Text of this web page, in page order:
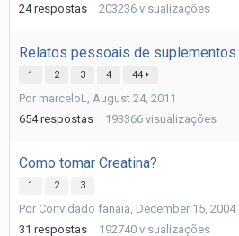
24 respostas 203236 visualizações
Relatos pessoais de suplementos.
1 2 3 4 44
Por marceloL
August 24, 2011
654 respostas 193366 visualizações
Como tomar Creatina?
1 2 3
Por Convidado fanaia December 15, 2004
31 respostas 192740 visualizações